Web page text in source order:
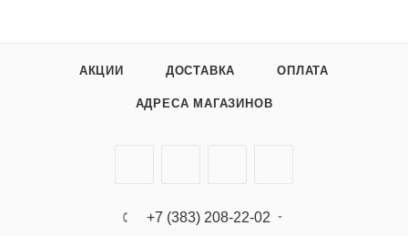
АКЦИИ ДОСТАВКА ОПЛАТА
АДРЕСА МАГАЗИНОВ
+7 (383) 208-22-02